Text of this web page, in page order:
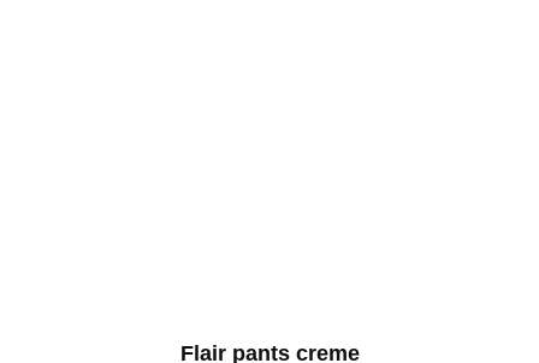
Flair pants creme